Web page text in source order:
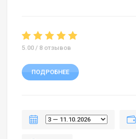
5.00 / 8 отзывов
ПОДРОБНЕЕ